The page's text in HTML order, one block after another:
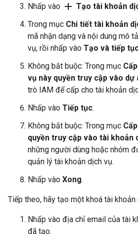
Nhấp vào add Tạo tài khoản
Trong mục Chi tiết tài khoản
mã nhận dạng và nội dung mô
vụ, rồi nhấp vào Tạo và tiếp
Không bắt buộc: Trong mục
vụ này quyền truy cập vào dự
trò IAM để cấp cho tài khoản
Nhấp vào Tiếp tục.
Không bắt buộc: Trong mục
quyền truy cập vào tài khoản
những người dùng hoặc nhóm
quản lý tài khoản dịch vụ.
Nhấp vào Xong.
Tiếp theo, hãy tạo một khoá tài khoản
Nhấp vào địa chỉ email của tài
đã tạo.